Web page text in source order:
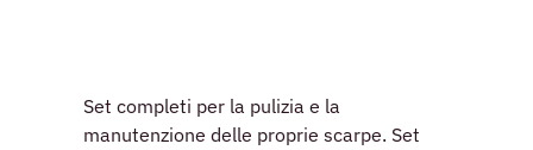
Set completi per la pulizia e la
manutenzione delle proprie scarpe. Set